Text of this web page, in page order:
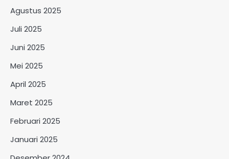
Agustus 2025
Juli 2025
Juni 2025
Mei 2025
April 2025
Maret 2025
Februari 2025
Januari 2025